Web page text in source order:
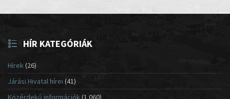
HÍR KATEGÓRIÁK
Hírek(26)
Járási Hivatal hírei (41)
Közérdekű információk(1 060)